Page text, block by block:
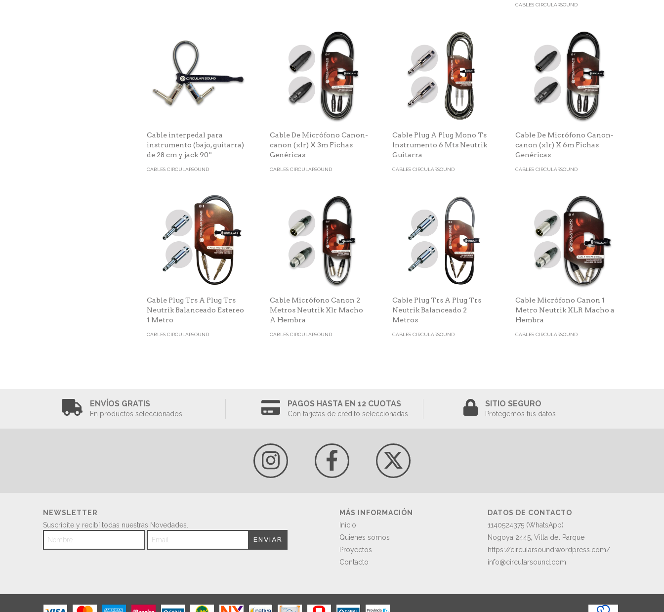
CABLES CIRCULARSOUND
Cable interpedal para
instrumento (bajo, guitarra)
de 28 cm y jack 90º
CABLES CIRCULARSOUND
Cable De Micrófono Canon-
canon (xlr) X 3m Fichas
Genéricas
CABLES CIRCULARSOUND
Cable Plug A Plug Mono Ts
Instrumento 6 Mts Neutrik
Guitarra
CABLES CIRCULARSOUND
Cable De Micrófono Canon-
canon (xlr) X 6m Fichas
Genéricas
CABLES CIRCULARSOUND
Cable Plug Trs A Plug Trs
Neutrik Balanceado Estereo
1 Metro
CABLES CIRCULARSOUND
Cable Micrófono Canon 2
Metros Neutrik Xlr Macho
A Hembra
CABLES CIRCULARSOUND
Cable Plug Trs A Plug Trs
Neutrik Balanceado 2
Metros
CABLES CIRCULARSOUND
Cable Micrófono Canon 1
Metro Neutrik XLR Macho a
Hembra
CABLES CIRCULARSOUND
ENVÍOS GRATIS
En productos seleccionados
PAGOS HASTA EN 12 CUOTAS
Con tarjetas de crédito seleccionadas
SITIO SEGURO
Protegemos tus datos
NEWSLETTER
Suscribite y recibí todas nuestras Novedades.
MÁS INFORMACIÓN
Inicio
Quienes somos
Proyectos
Contacto
DATOS DE CONTACTO
1140524375 (WhatsApp)
Nogoya 2445, Villa del Parque
https://circularsound.wordpress.com/
info@circularsound.com